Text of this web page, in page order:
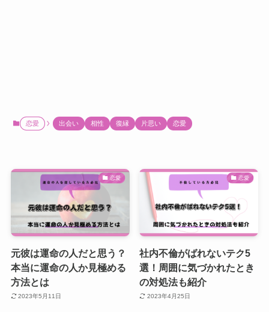
恋愛 出会い 相性 復縁 片思い 恋愛
恋愛
元彼は運命の人だと思う？
本当に運命の人か見極める
方法とは
2023年5月11日
恋愛
社内不倫がばれないテク5
選！周囲に気づかれたとき
の対処法も紹介
2023年4月25日